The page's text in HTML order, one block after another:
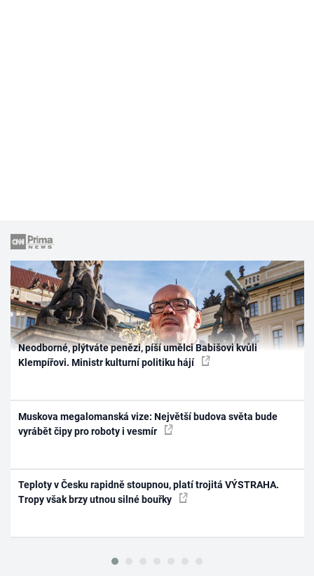
Neodborné, plýtváte penězi, píší umělci Babišovi kvůli
Klempířovi. Ministr kulturní politiku hájí
Muskova megalomanská vize: Největší budova světa bude
vyrábět čipy pro roboty i vesmír
Teploty v Česku rapidně stoupnou, platí trojitá VÝSTRAHA.
Tropy však brzy utnou silné bouřky